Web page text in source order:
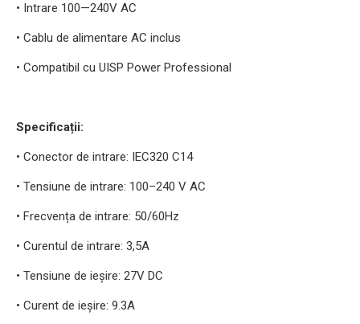
• Intrare 100—240V AC
• Cablu de alimentare AC inclus
• Compatibil cu UISP Power Professional
Specificații:
• Conector de intrare: IEC320 C14
• Tensiune de intrare: 100–240 V AC
• Frecvența de intrare: 50/60Hz
• Curentul de intrare: 3,5A
• Tensiune de ieșire: 27V DC
• Curent de ieșire: 9.3A